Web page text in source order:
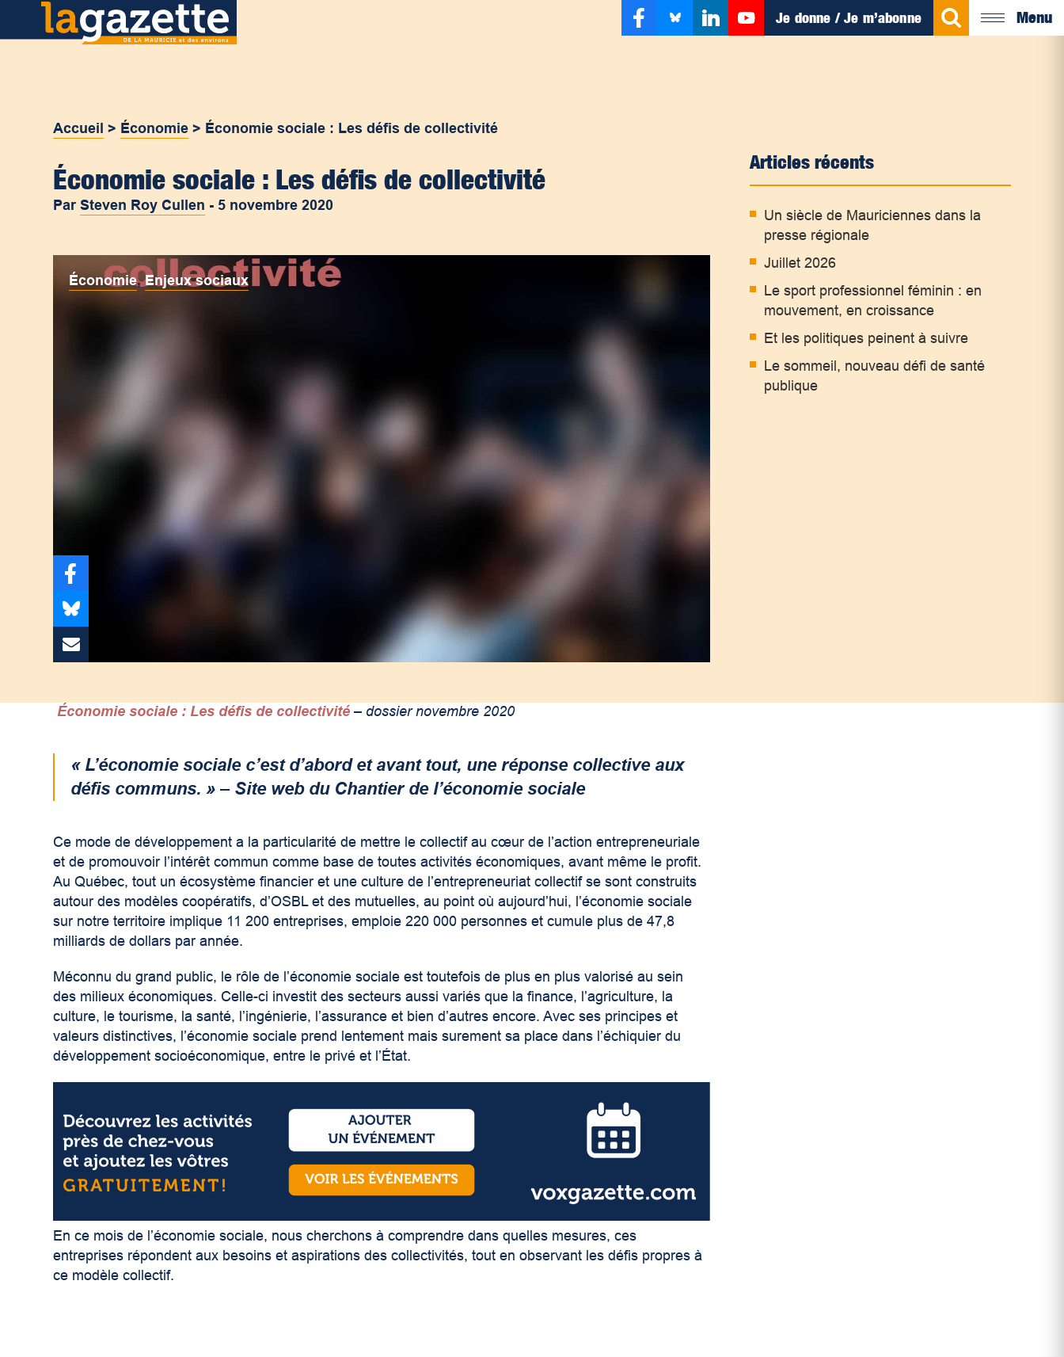
Je donne / Je m’abonne Menu
Accueil > Économie > Économie sociale : Les défis de collectivité
Économie sociale : Les défis de collectivité
ParSteven Roy Cullen - 5 novembre 2020
Économie,Enjeux sociaux
Économie sociale : Les défis de collectivité – dossier novembre 2020
« L’économie sociale c’est d’abord et avant tout, une réponse collective aux
défis communs. » – Site web du Chantier de l’économie sociale
Ce mode de développement a la particularité de mettre le collectif au cœur de l’action entrepreneuriale
et de promouvoir l’intérêt commun comme base de toutes activités économiques, avant même le profit.
Au Québec, tout un écosystème financier et une culture de l’entrepreneuriat collectif se sont construits
autour des modèles coopératifs, d’OSBL et des mutuelles, au point où aujourd’hui, l’économie sociale
sur notre territoire implique 11 200 entreprises, emploie 220 000 personnes et cumule plus de 47,8
milliards de dollars par année.
Méconnu du grand public, le rôle de l’économie sociale est toutefois de plus en plus valorisé au sein
des milieux économiques. Celle-ci investit des secteurs aussi variés que la finance, l’agriculture, la
culture, le tourisme, la santé, l’ingénierie, l’assurance et bien d’autres encore. Avec ses principes et
valeurs distinctives, l’économie sociale prend lentement mais surement sa place dans l’échiquier du
développement socioéconomique, entre le privé et l’État.
En ce mois de l’économie sociale, nous cherchons à comprendre dans quelles mesures, ces
entreprises répondent aux besoins et aspirations des collectivités, tout en observant les défis propres à
ce modèle collectif.
Articles récents
Un siècle de Mauriciennes dans la
presse régionale
Juillet 2026
Le sport professionnel féminin : en
mouvement, en croissance
Et les politiques peinent à suivre
Le sommeil, nouveau défi de santé
publique